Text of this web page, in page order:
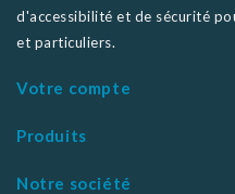
d'accessibilité et de sécurité
et particuliers.
Votre compte
Produits
Notre société